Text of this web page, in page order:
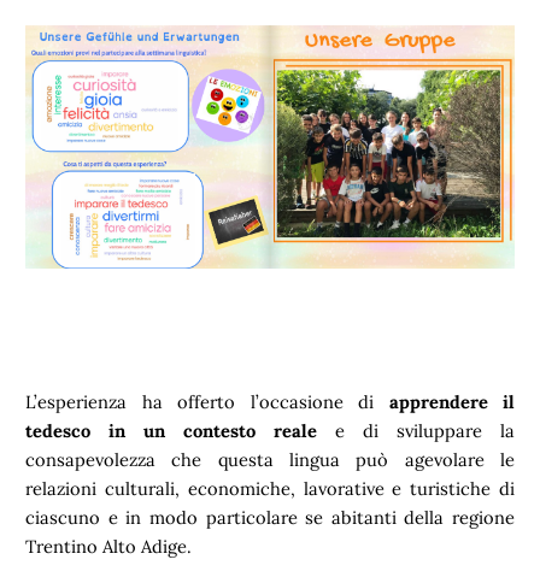
L’esperienza ha offerto l’occasione di apprendere il
tedesco in un contesto reale e di sviluppare la
consapevolezza che questa lingua può agevolare le
relazioni culturali, economiche, lavorative e turistiche di
ciascuno e in modo particolare se abitanti della regione
Trentino Alto Adige.